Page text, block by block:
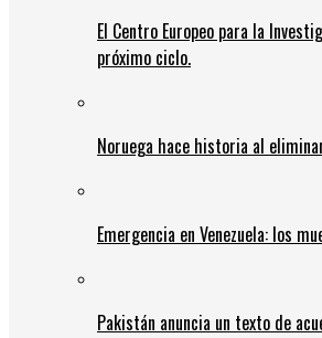
El Centro Europeo para la
próximo ciclo.
Noruega hace historia al
Emergencia en Venezuela: los
Pakistán anuncia un texto de